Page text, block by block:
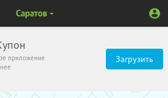
приложение
Загрузить
Саратов